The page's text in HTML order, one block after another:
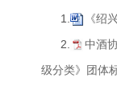
1.
《绍
2.
中酒
级分类》团体